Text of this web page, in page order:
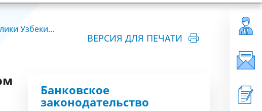
Узбеки...
ВЕРСИЯ ДЛЯ ПЕЧАТИ
Банковское
законодательство